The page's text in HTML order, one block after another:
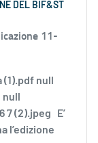
DEL BIF&ST
11-
null
7 (2).jpeg E’
l’edizione